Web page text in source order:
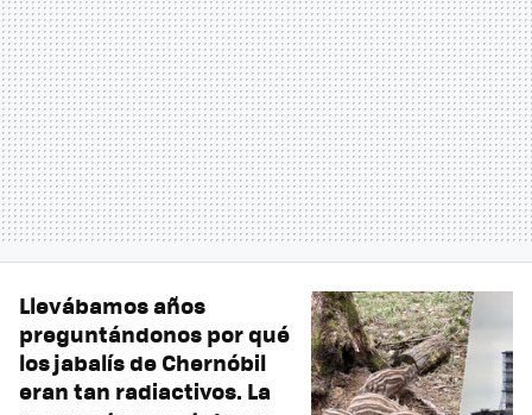
Llevábamos años
preguntándonos por qué
los jabalís de Chernóbil
eran tan radiactivos. La